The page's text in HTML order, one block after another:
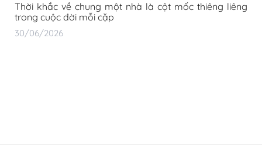
Thời khắc về chung một nhà là cột mốc thiêng liêng
trong cuộc đời mỗi cặp
30/06/2026